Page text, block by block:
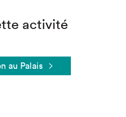
activité
au Palais